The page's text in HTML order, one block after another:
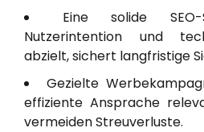
Eine solide
Nutzerintention und
abzielt, sichert langfristige
Gezielte
effiziente Ansprache
vermeiden Streuverluste.